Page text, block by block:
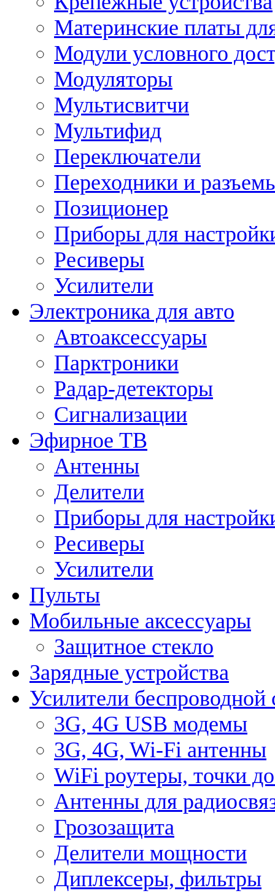
Материнские платы
Модули условного
Модуляторы
Мультисвитчи
Мультифид
Переключатели
Переходники и
Позиционер
Приборы для
Ресиверы
Усилители
Электроника для авто
Автоаксессуары
Парктроники
Радар-детекторы
Сигнализации
Эфирное ТВ
Антенны
Делители
Приборы для
Ресиверы
Усилители
Пульты
Мобильные аксессуары
Защитное стекло
Зарядные устройства
Усилители беспроводной
3G, 4G USB модемы
3G, 4G, Wi-Fi антенны
WiFi роутеры, точки
Антенны для
Грозозащита
Делители мощности
Диплексеры, фильтры